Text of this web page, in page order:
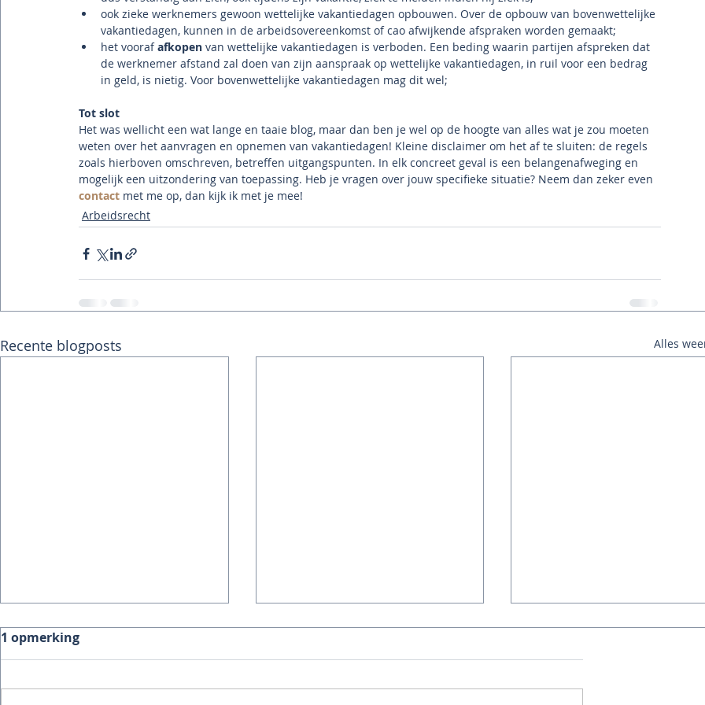
ook zieke werknemers gewoon wettelijke vakantiedagen opbouwen. Over de opbouw van bovenwettelijke
vakantiedagen, kunnen in de arbeidsovereenkomst of cao afwijkende afspraken worden gemaakt;
het vooraf afkopen van wettelijke vakantiedagen is verboden. Een beding waarin partijen afspreken dat
de werknemer afstand zal doen van zijn aanspraak op wettelijke vakantiedagen, in ruil voor een bedrag
in geld, is nietig. Voor bovenwettelijke vakantiedagen mag dit wel;
Tot slot
Het was wellicht een wat lange en taaie blog, maar dan ben je wel op de hoogte van alles wat je zou moeten
weten over het aanvragen en opnemen van vakantiedagen! Kleine disclaimer om het af te sluiten: de regels
zoals hierboven omschreven, betreffen uitgangspunten. In elk concreet geval is een belangenafweging en
mogelijk een uitzondering van toepassing. Heb je vragen over jouw specifieke situatie? Neem dan zeker even
contact met me op, dan kijk ik met je mee!
Arbeidsrecht
Recente blogposts Alles
1 opmerking